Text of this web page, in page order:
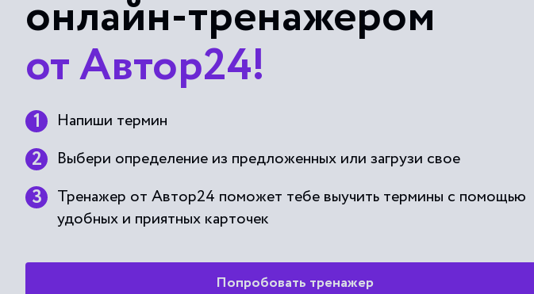
онлайн-тренажером
от Автор24!
Напиши термин
Выбери определение из предложенных или загрузи свое
Тренажер от Автор24 поможет тебе выучить термины с помощью
удобных и приятных карточек
Попробовать тренажер